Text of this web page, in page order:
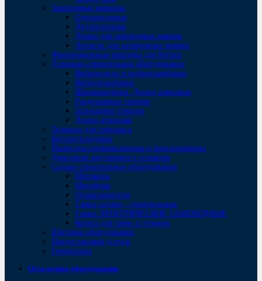
Затирочные машины
Однороторные
Двухроторные
Диски для затирочных машин
Лопасти для затирочных машин
Фрезеровальные машины для бетона
Дорожно-строительное оборудование
Виброплиты и вибротрамбовки
Вибротрамбовки
Швонарезчики. Диски алмазные
Раздельщики трещин
Заливщики трещин
Диски отрезные
Тележки для топпинга
Бетоноукладчики
Пылесосы промышленные и пресепараторы
Двигатели внутреннего сгорания
Садово-строительное оборудование
Мотокосы
Мотобуры
Опрыскиватели
Тачки садово - строительные
Тачки ЭЛЕКТРИЧЕСКИЕ САМОХОДНЫЕ
Колеса для тачек и тележек
Щитовое оборудование
Предоставляем услуги
Генераторы
Отделочное оборудование